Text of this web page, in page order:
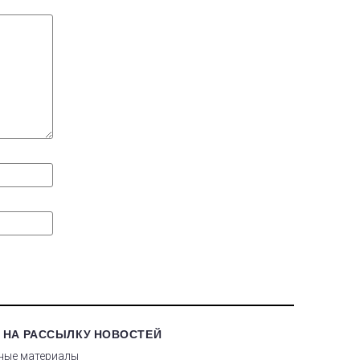
НА РАССЫЛКУ НОВОСТЕЙ
материалы